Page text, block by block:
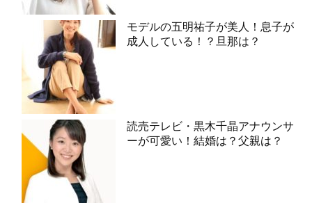
モデルの五明祐子が美人！息子が
成人している！？旦那は？
読売テレビ・黒木千晶アナウンサ
ーが可愛い！結婚は？父親は？